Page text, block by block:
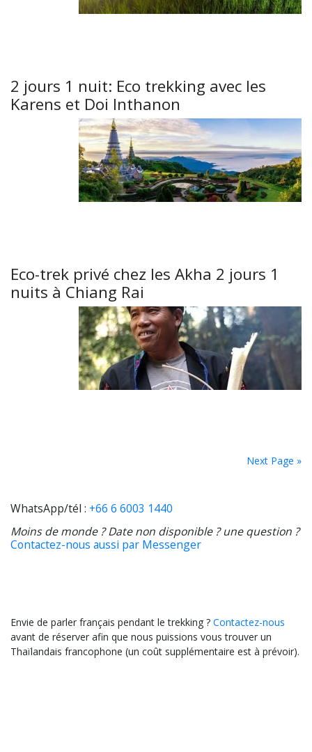
2 jours 1 nuit: Eco trekking avec les
Karens et Doi Inthanon
Eco-trek privé chez les Akha 2 jours 1
nuits à Chiang Rai
Next Page »
WhatsApp/tél : +66 6 6003 1440
Moins de monde ? Date non disponible ? une question ?
Contactez-nous aussi par Messenger
Envie de parler français pendant le trekking ? Contactez-nous
avant de réserver afin que nous puissions vous trouver un
Thaïlandais francophone (un coût supplémentaire est à prévoir).